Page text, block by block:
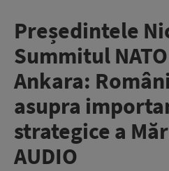
Președintele
Summitul
Ankara:
asupra
strategice a
AUDIO